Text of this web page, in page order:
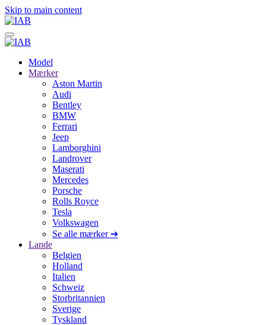
Skip to main content
Model
Mærker
Aston Martin
Audi
Bentley
BMW
Ferrari
Jeep
Lamborghini
Landrover
Maserati
Mercedes
Porsche
Rolls Royce
Tesla
Volkswagen
Se alle mærker ➔
Lande
Belgien
Holland
Italien
Schweiz
Storbritannien
Sverige
Tyskland